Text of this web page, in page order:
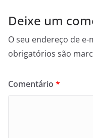
Deixe um
O seu endereço de
obrigatórios são
Comentário *